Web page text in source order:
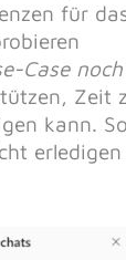
für
Case noch
Zeit
kann.
erledigen